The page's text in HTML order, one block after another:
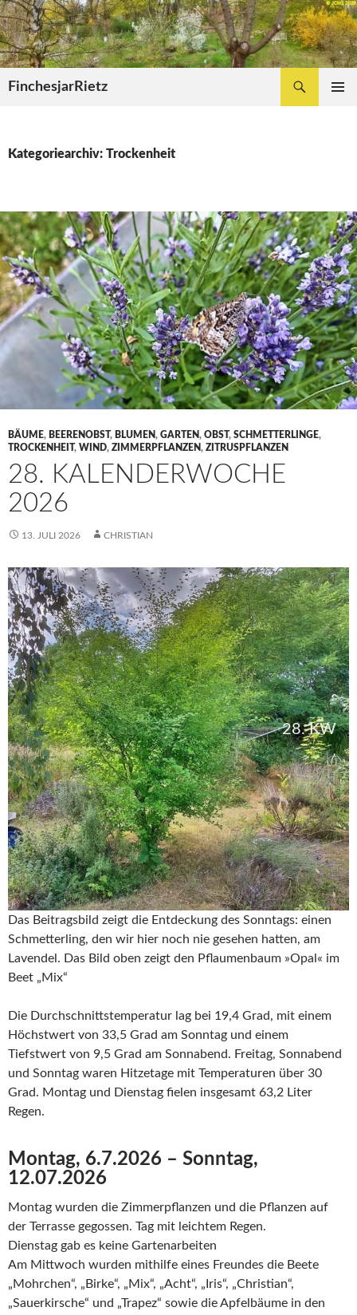
Zum
Inhalt
springen
FinchesjarRietz
Kategoriearchiv: Trockenheit
BÄUME, BEERENOBST, BLUMEN, GARTEN, OBST, SCHMETTERLINGE,
TROCKENHEIT, WIND, ZIMMERPFLANZEN, ZITRUSPFLANZEN
28. KALENDERWOCHE
2026
13. JULI 2026 CHRISTIAN
28. KW
Das Beitragsbild zeigt die Entdeckung des Sonntags: einen
Schmetterling, den wir hier noch nie gesehen hatten, am
Lavendel. Das Bild oben zeigt den Pflaumenbaum »Opal« im
Beet „Mix“
Die Durchschnittstemperatur lag bei 19,4 Grad, mit einem
Höchstwert von 33,5 Grad am Sonntag und einem
Tiefstwert von 9,5 Grad am Sonnabend. Freitag, Sonnabend
und Sonntag waren Hitzetage mit Temperaturen über 30
Grad. Montag und Dienstag fielen insgesamt 63,2 Liter
Regen.
Montag, 6.7.2026 – Sonntag,
12.07.2026
Montag wurden die Zimmerpflanzen und die Pflanzen auf
der Terrasse gegossen. Tag mit leichtem Regen.
Dienstag gab es keine Gartenarbeiten
Am Mittwoch wurden mithilfe eines Freundes die Beete
„Mohrchen“, „Birke“, „Mix“, „Acht“, „Iris“, „Christian“,
„Sauerkirsche“ und „Trapez“ sowie die Apfelbäume in den